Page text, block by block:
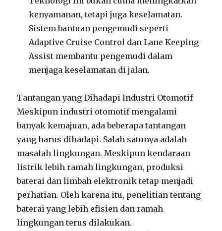
kenyamanan, tetapi juga keselamatan.
Sistem bantuan pengemudi seperti
Adaptive Cruise Control dan Lane Keeping
Assist membantu pengemudi dalam
menjaga keselamatan di jalan.
Tantangan yang Dihadapi Industri Otomotif
Meskipun industri otomotif mengalami
banyak kemajuan, ada beberapa tantangan
yang harus dihadapi. Salah satunya adalah
masalah lingkungan. Meskipun kendaraan
listrik lebih ramah lingkungan, produksi
baterai dan limbah elektronik tetap menjadi
perhatian. Oleh karena itu, penelitian tentang
baterai yang lebih efisien dan ramah
lingkungan terus dilakukan.